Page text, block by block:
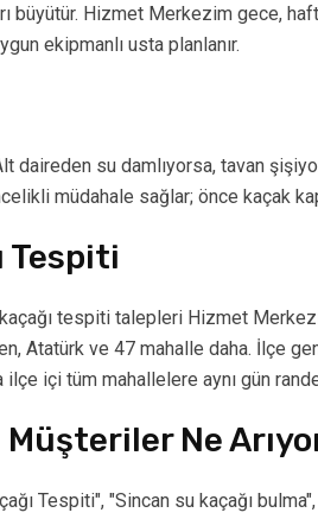
büyütür. Hizmet Merkezim gece,
ekipmanlı usta planlanır.
daireden su damlıyorsa, tavan
müdahale sağlar; önce kaçak
Tespiti
tespiti talepleri Hizmet
Atatürk ve 47 mahalle daha. İlçe
içi tüm mahallelere aynı gün
Ne
Tespiti", "Sincan su kaçağı